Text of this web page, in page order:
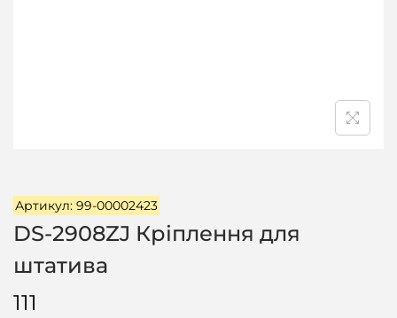
Артикул: 99-00002423
DS-2908ZJ Кріплення для
штатива
111